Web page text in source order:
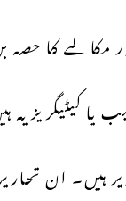
کا حصہ
یا کیٹیگریز یہ
ہیں۔ ان